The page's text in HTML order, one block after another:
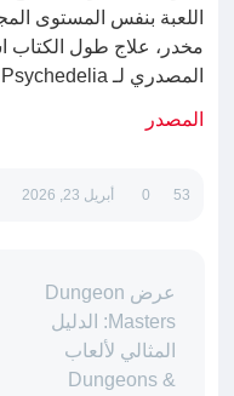
اللعبة بنفس المستوى
مخدر، علاج طول الكتاب
المصدري لـ Jeff Minter’s Psychedelia.
المصدر
53
0 أبريل 23, 2026
عرض Dungeon
Masters: الدليل
المثالي لألعاب
Dungeons &